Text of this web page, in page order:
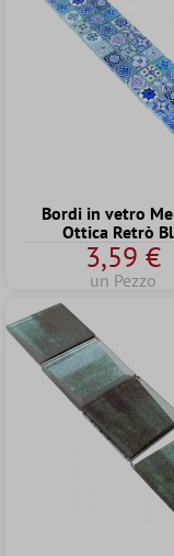
Bordi in vetro
Ottica Retrò
3,59 €
un Pezzo